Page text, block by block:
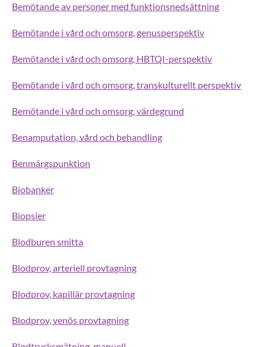
Bemötande av personer med funktionsnedsättning
Bemötande i vård och omsorg, genusperspektiv
Bemötande i vård och omsorg, HBTQI-perspektiv
Bemötande i vård och omsorg, transkulturellt perspektiv
Bemötande i vård och omsorg, värdegrund
Benamputation, vård och behandling
Benmärgspunktion
Biobanker
Biopsier
Blodburen smitta
Blodprov, arteriell provtagning
Blodprov, kapillär provtagning
Blodprov, venös provtagning